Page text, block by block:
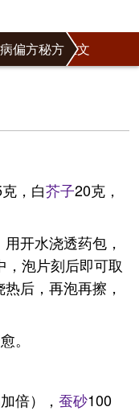
偏方秘方 正文
，白芥子20克，
开水浇透药包，
泡片刻后即可取
后，再泡再擦，
。
倍）， 蚕砂100